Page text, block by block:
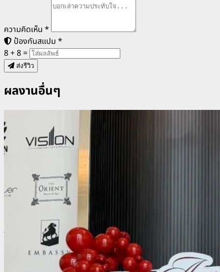
ความคิดเห็น *
ป้องกันสแปม *
8 + 8 =
ส่งรีวิว
ผลงานอื่นๆ